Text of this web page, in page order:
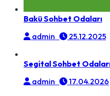
Bakü Sohbet Odaları
admin
25.12.2025
Segital Sohbet
admin
17.04.2026